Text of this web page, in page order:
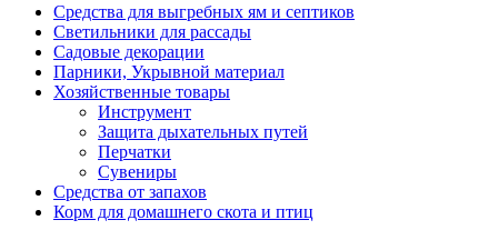
Средства для выгребных ям и септиков
Светильники для рассады
Садовые декорации
Парники, Укрывной материал
Хозяйственные товары
Инструмент
Защита дыхательных путей
Перчатки
Сувениры
Средства от запахов
Корм для домашнего скота и птиц